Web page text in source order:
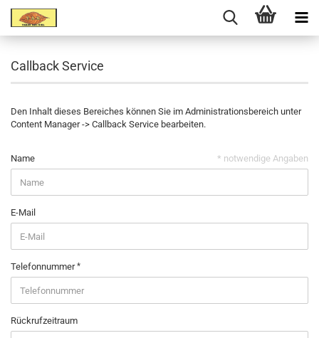
Callback Service
Den Inhalt dieses Bereiches können Sie im Administrationsbereich unter
Content Manager -> Callback Service bearbeiten.
* notwendige Angaben
Name
E-Mail
Telefonnummer
Rückrufzeitraum